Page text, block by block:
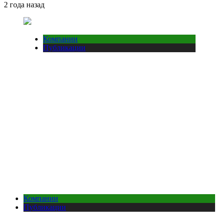
2 года назад
Компании
Публикации
Компании
Публикации